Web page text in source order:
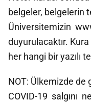
belgeler, belgelerin
Üniversitemizin
duyurulacaktır.
her hangi bir yazılı
NOT: Ülkemizde de
COVID-19 salgını